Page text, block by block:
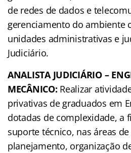
de redes de dados e
gerenciamento do ambiente
unidades administrativas e
Judiciário.
ANALISTA JUDICIÁRIO –
MECÂNICO: Realizar
privativas de graduados em
dotadas de complexidade, a
suporte técnico, nas áreas
planejamento, organização